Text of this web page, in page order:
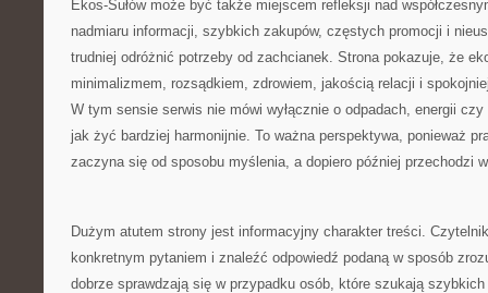
Ekos-Sułów może być także miejscem refleksji nad
nadmiaru informacji, szybkich zakupów, częstych promocji i
trudniej odróżnić potrzeby od zachcianek. Strona pokazuje, że
minimalizmem, rozsądkiem, zdrowiem, jakością relacji i
W tym sensie serwis nie mówi wyłącznie o odpadach, energii
jak żyć bardziej harmonijnie. To ważna perspektywa, ponieważ
zaczyna się od sposobu myślenia, a dopiero później przechodzi
Dużym atutem strony jest informacyjny charakter treści.
konkretnym pytaniem i znaleźć odpowiedź podaną w sposób
dobrze sprawdzają się w przypadku osób, które szukają